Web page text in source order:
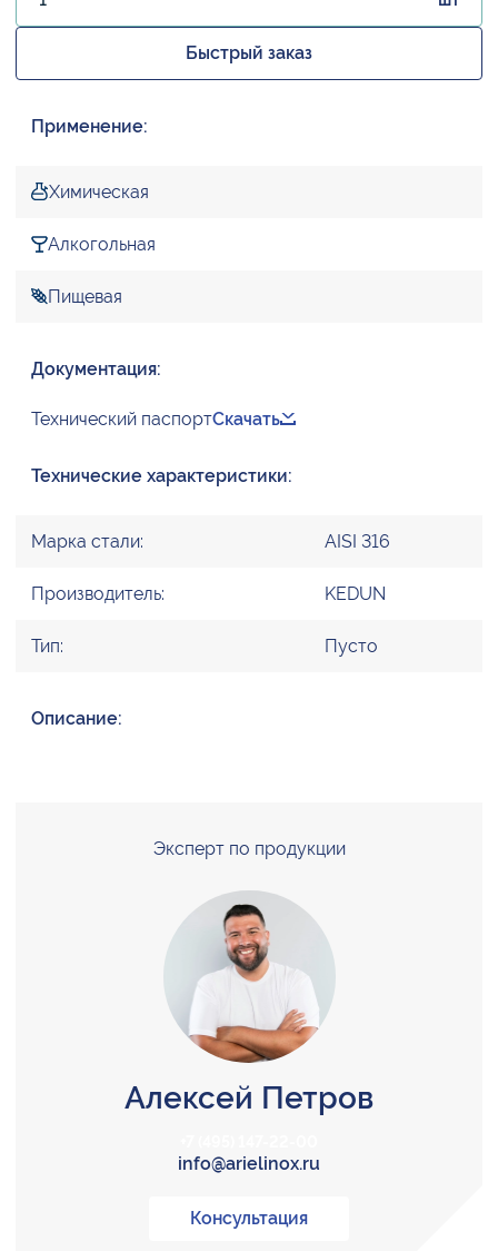
Быстрый заказ
Применение:
Химическая
Алкогольная
Пищевая
Документация:
Технический паспортСкачать
Технические характеристики:
Марка стали: AISI 316
Производитель: KEDUN
Тип: Пусто
Описание:
Эксперт по продукции
Алексей Петров
info@arielinox.ru
Консультация